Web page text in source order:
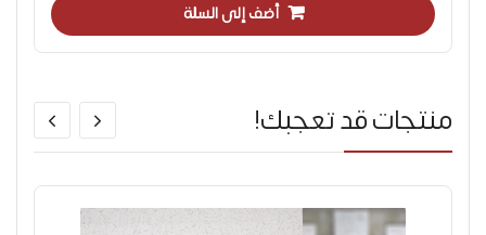
أضف إلى السلة
منتجات قد تعجبك!